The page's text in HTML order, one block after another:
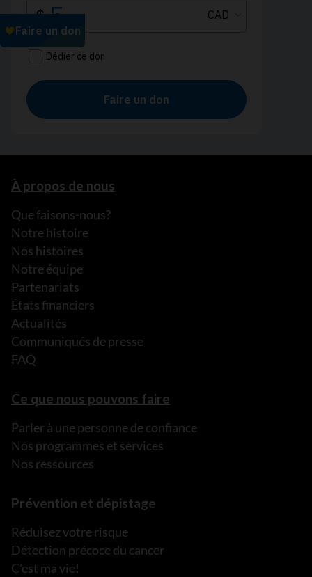
À propos de nous
Que faisons-nous?
Notre histoire
Nos histoires
Notre équipe
Partenariats
États financiers
Actualités
Communiqués de presse
FAQ
Ce que nous pouvons faire
Parler à une personne de confiance
Nos programmes et services
Nos ressources
Prévention et dépistage
Réduisez votre risque
Détection précoce du cancer
C’est ma vie!